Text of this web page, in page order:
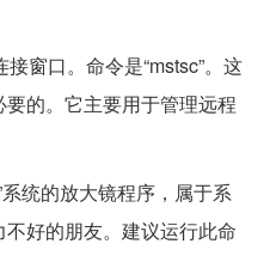
窗口。命令是“mstsc”。这
的。它主要用于管理远程
统的放大镜程序，属于系
好的朋友。建议运行此命